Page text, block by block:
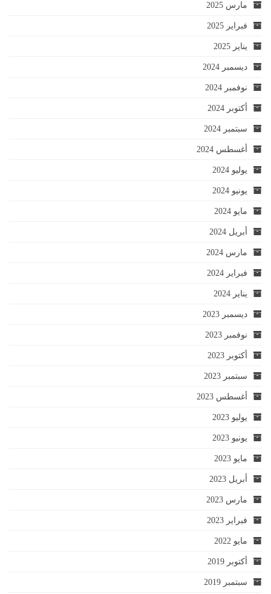
مارس 2025
فبراير 2025
يناير 2025
ديسمبر 2024
نوفمبر 2024
أكتوبر 2024
سبتمبر 2024
أغسطس 2024
يوليو 2024
يونيو 2024
مايو 2024
أبريل 2024
مارس 2024
فبراير 2024
يناير 2024
ديسمبر 2023
نوفمبر 2023
أكتوبر 2023
سبتمبر 2023
أغسطس 2023
يوليو 2023
يونيو 2023
مايو 2023
أبريل 2023
مارس 2023
فبراير 2023
مايو 2022
أكتوبر 2019
سبتمبر 2019